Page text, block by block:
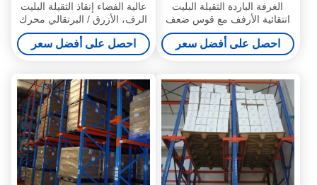
الغرفة الباردة الثقيلة البليت
انتقائية الأرفف مع قوس ضعف
الجانب
احصل على أفضل سعر
عالية الفضاء إنقاذ الثقيلة البليت
الرف، الأزرق / البرتقالي محرك
في البليت الاجهاد النظام
احصل على أفضل سعر